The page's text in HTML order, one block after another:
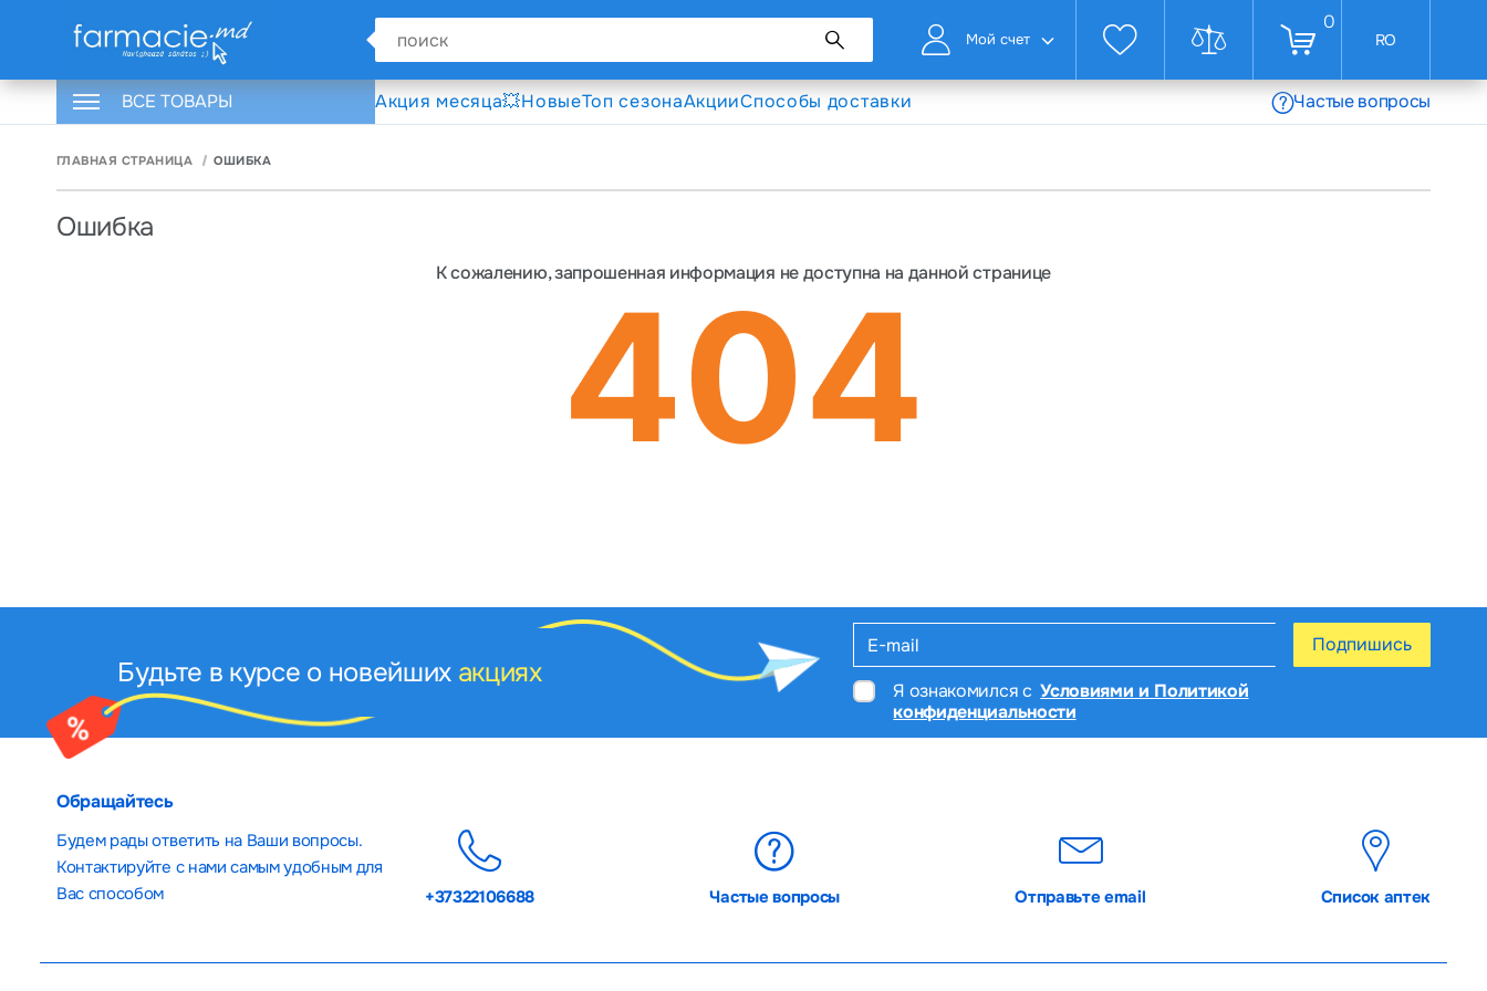
Мой счет
0
RO
ВСЕ ТОВАРЫ Акция месяца💥НовыеТоп сезонаАкцииСпособы доставки Частые вопросы
ГЛАВНАЯ СТРАНИЦА ОШИБКА
Ошибка
К сожалению, запрошенная информация не доступна на данной странице
Будьте в курсе о новейших акциях
Я ознакомился с Условиями и Политикой
конфиденциальности
Подпишись
Обращайтесь
Будем рады ответить на Ваши вопросы.
Контактируйте с нами самым удобным для
Вас способом
+37322106688 Частые вопросы Отправьте email Список аптек